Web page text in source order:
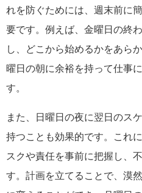
れを防ぐためには、週末前に
要です。例えば、金曜日の終
し、どこから始めるかをあら
曜日の朝に余裕を持って仕事
す。
また、日曜日の夜に翌日のス
持つことも効果的です。これ
スクや責任を事前に把握し、
す。計画を立てることで、漠